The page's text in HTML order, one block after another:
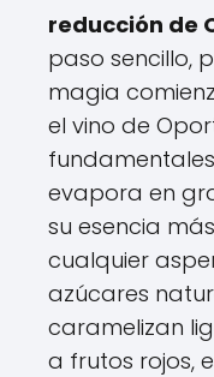
reducción de
paso sencillo,
magia
el vino de
evapora en
su esencia
cualquier
azúcares
caramelizan
a frutos rojos,